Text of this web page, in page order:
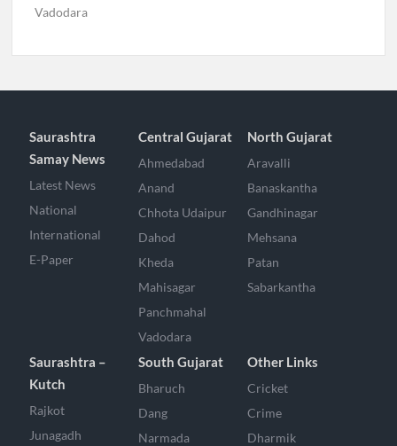
Vadodara
Saurashtra
Samay News
Latest News
National
International
E-Paper
Central Gujarat
Ahmedabad
Anand
Chhota Udaipur
Dahod
Kheda
Mahisagar
Panchmahal
Vadodara
North Gujarat
Aravalli
Banaskantha
Gandhinagar
Mehsana
Patan
Sabarkantha
Saurashtra –
Kutch
Rajkot
Junagadh
South Gujarat
Bharuch
Dang
Narmada
Other Links
Cricket
Crime
Dharmik